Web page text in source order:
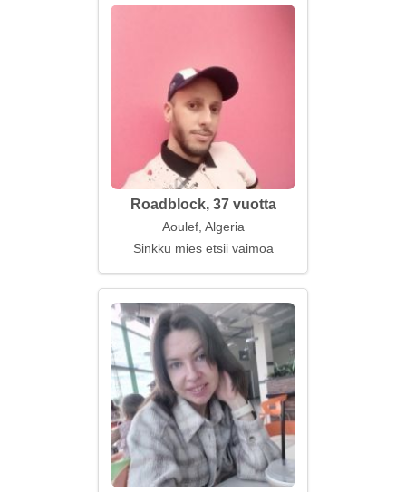
Roadblock, 37 vuotta
Aoulef, Algeria
Sinkku mies etsii vaimoa